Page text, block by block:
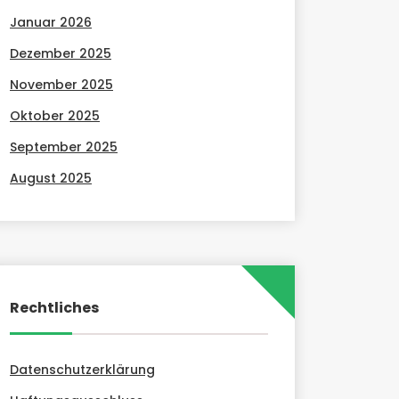
Januar 2026
Dezember 2025
November 2025
Oktober 2025
September 2025
August 2025
Rechtliches
Datenschutzerklärung